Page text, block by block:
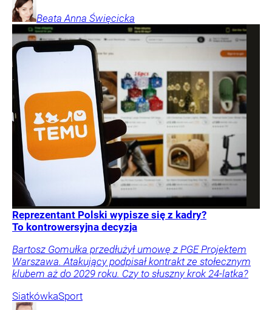
Beata Anna Święcicka
Reprezentant Polski wypisze się z kadry?
To kontrowersyjna decyzja
Bartosz Gomułka przedłużył umowę z PGE Projektem
Warszawa. Atakujący podpisał kontrakt ze stołecznym
klubem aż do 2029 roku. Czy to słuszny krok 24-latka?
SiatkówkaSport